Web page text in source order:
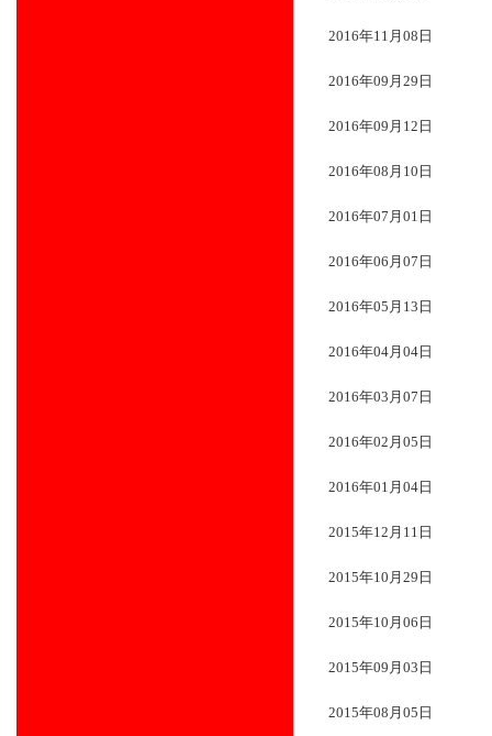
2016年11月08日
2016年09月29日
2016年09月12日
2016年08月10日
2016年07月01日
2016年06月07日
2016年05月13日
2016年04月04日
2016年03月07日
2016年02月05日
2016年01月04日
2015年12月11日
2015年10月29日
2015年10月06日
2015年09月03日
2015年08月05日